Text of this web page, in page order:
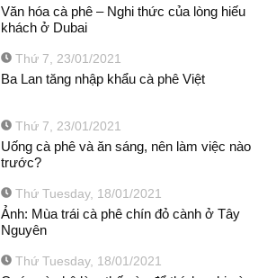
Văn hóa cà phê – Nghi thức của lòng hiếu
khách ở Dubai
Thứ 7, 23/01/2021
Ba Lan tăng nhập khẩu cà phê Việt
Thứ 7, 23/01/2021
Uống cà phê và ăn sáng, nên làm việc nào
trước?
Thứ Tuesday, 18/01/2021
Ảnh: Mùa trái cà phê chín đỏ cành ở Tây
Nguyên
Thứ Tuesday, 18/01/2021